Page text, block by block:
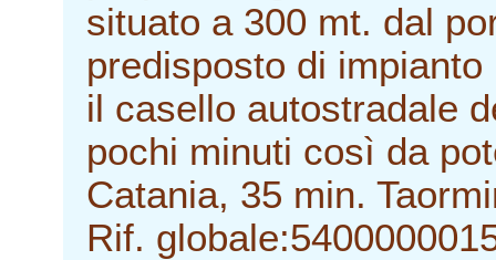
situato a 300 mt. dal
predisposto di
il casello autostradale
pochi minuti così da
Catania, 35 min.
Rif.